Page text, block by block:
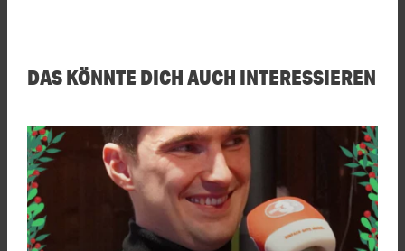
DAS KÖNNTE DICH AUCH INTERESSIEREN